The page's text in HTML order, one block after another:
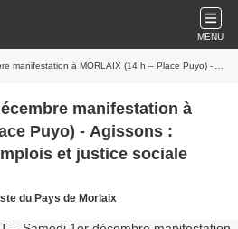
MENU
(14 h – Place Puyo) - Agissons : Urgence, salaires, emplois et justice sociale
à
- Agissons :
et justice sociale
du Pays de Morlaix